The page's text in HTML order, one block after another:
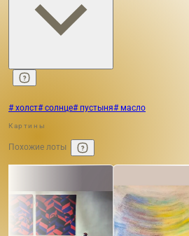
# холст# солнце# пустыня# масло
Картины
Похожие лоты